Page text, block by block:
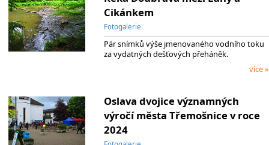
Cikánkem
Fotogalerie
Pár snímků výše jmenovaného vodního toku
za vydatných dešťových přeháněk.
více »
Oslava dvojice významných
výročí města Třemošnice v roce
2024